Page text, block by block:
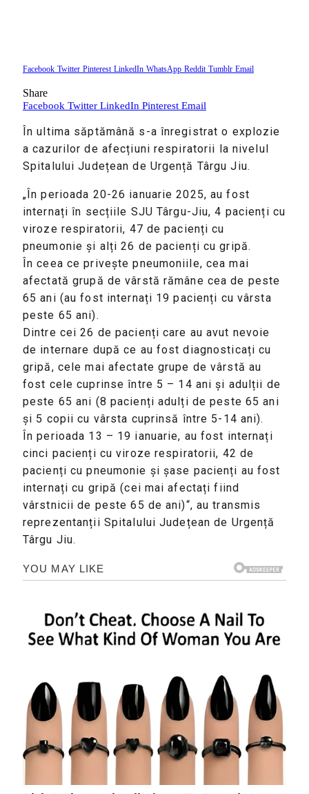
Facebook Twitter Pinterest LinkedIn WhatsApp Reddit Tumblr Email
Share
Facebook Twitter LinkedIn Pinterest Email
În ultima săptămână s-a înregistrat o explozie
a cazurilor de afecțiuni respiratorii la nivelul
Spitalului Județean de Urgență Târgu Jiu.
„În perioada 20-26 ianuarie 2025, au fost
internați în secțiile SJU Târgu-Jiu, 4 pacienți cu
viroze respiratorii, 47 de pacienți cu
pneumonie și alți 26 de pacienți cu gripă.
În ceea ce privește pneumoniile, cea mai
afectată grupă de vârstă rămâne cea de peste
65 ani (au fost internați 19 pacienți cu vârsta
peste 65 ani).
Dintre cei 26 de pacienți care au avut nevoie
de internare după ce au fost diagnosticați cu
gripă, cele mai afectate grupe de vârstă au
fost cele cuprinse între 5 – 14 ani și adulții de
peste 65 ani (8 pacienți adulți de peste 65 ani
și 5 copii cu vârsta cuprinsă între 5-14 ani).
În perioada 13 – 19 ianuarie, au fost internați
cinci pacienți cu viroze respiratorii, 42 de
pacienți cu pneumonie și șase pacienți au fost
internați cu gripă (cei mai afectați fiind
vârstnicii de peste 65 de ani)“, au transmis
reprezentanții Spitalului Județean de Urgență
Târgu Jiu.